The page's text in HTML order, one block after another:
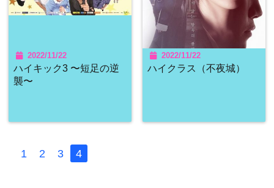
2022/11/22
ハイキック3 〜短足の逆
襲〜
2022/11/22
ハイクラス（不夜城）
1 2 3 4